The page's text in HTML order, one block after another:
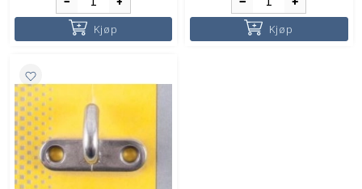
Kjøp Kjøp